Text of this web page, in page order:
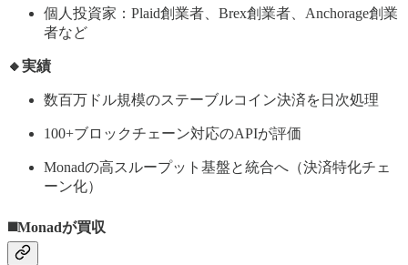
個人投資家：Plaid創業者、Brex創業者、Anchorage創業
者など
🔸実績
数百万ドル規模のステーブルコイン決済を日次処理
100+ブロックチェーン対応のAPIが評価
Monadの高スループット基盤と統合へ（決済特化チェ
ーン化）
◼️Monadが買収